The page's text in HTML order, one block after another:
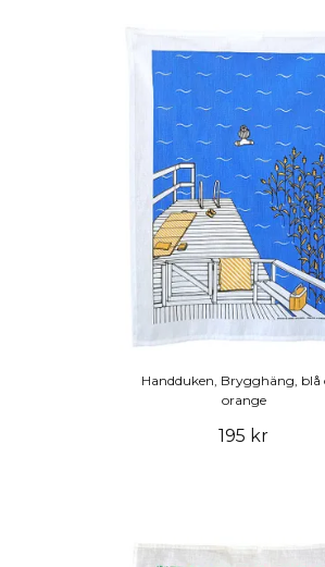
Handduken, Brygghäng, blå
orange
195 kr